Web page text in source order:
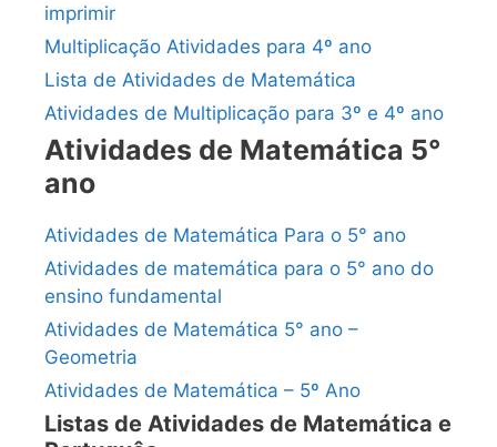
imprimir
Multiplicação Atividades para 4º ano
Lista de Atividades de Matemática
Atividades de Multiplicação para 3º e 4º ano
Atividades de Matemática 5°
ano
Atividades de Matemática Para o 5° ano
Atividades de matemática para o 5° ano do
ensino fundamental
Atividades de Matemática 5° ano –
Geometria
Atividades de Matemática – 5º Ano
Listas de Atividades de Matemática e